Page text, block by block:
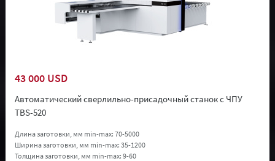
43 000 USD
Автоматический сверлильно-присадочный станок с ЧПУ
TBS-520
Длина заготовки, мм min-max: 70-5000
Ширина заготовки, мм min-max: 35-1200
Толщина заготовки, мм min-max: 9-60